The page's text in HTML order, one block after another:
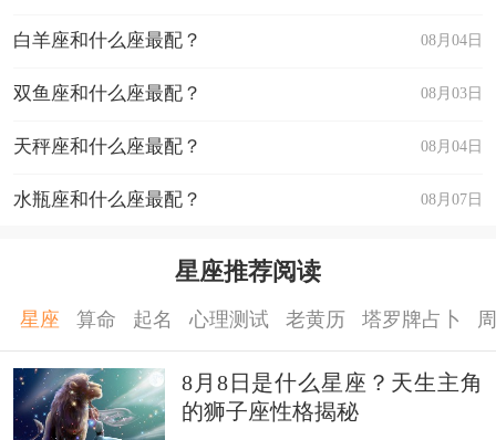
08月04日
白羊座和什么座最配？
08月03日
双鱼座和什么座最配？
08月04日
天秤座和什么座最配？
08月07日
水瓶座和什么座最配？
星座推荐阅读
星座 算命 起名 心理测试 老黄历 塔罗牌占卜
8月8日是什么星座？天生主角
的狮子座性格揭秘